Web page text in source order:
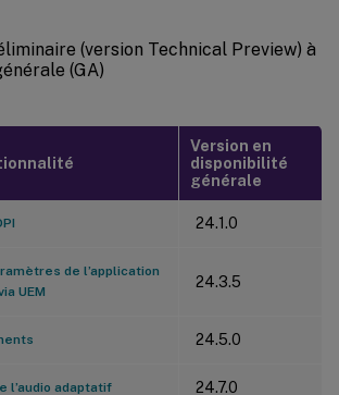
(version Technical Preview) à
(GA)
Version en
disponibilité
générale
24.1.0
de l’application
UEM
24.3.5
24.5.0
l’audio adaptatif 24.7.0